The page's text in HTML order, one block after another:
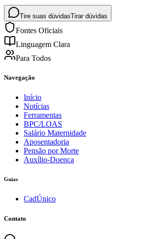
Tire suas dúvidasTirar dúvidas
Fontes Oficiais
Linguagem Clara
Para Todos
Navegação
Início
Notícias
Ferramentas
BPC/LOAS
Salário Maternidade
Aposentadoria
Pensão por Morte
Auxílio-Doença
Guias
CadÚnico
Contato